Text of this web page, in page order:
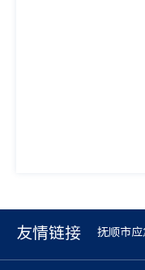
友情链接 抚顺市应